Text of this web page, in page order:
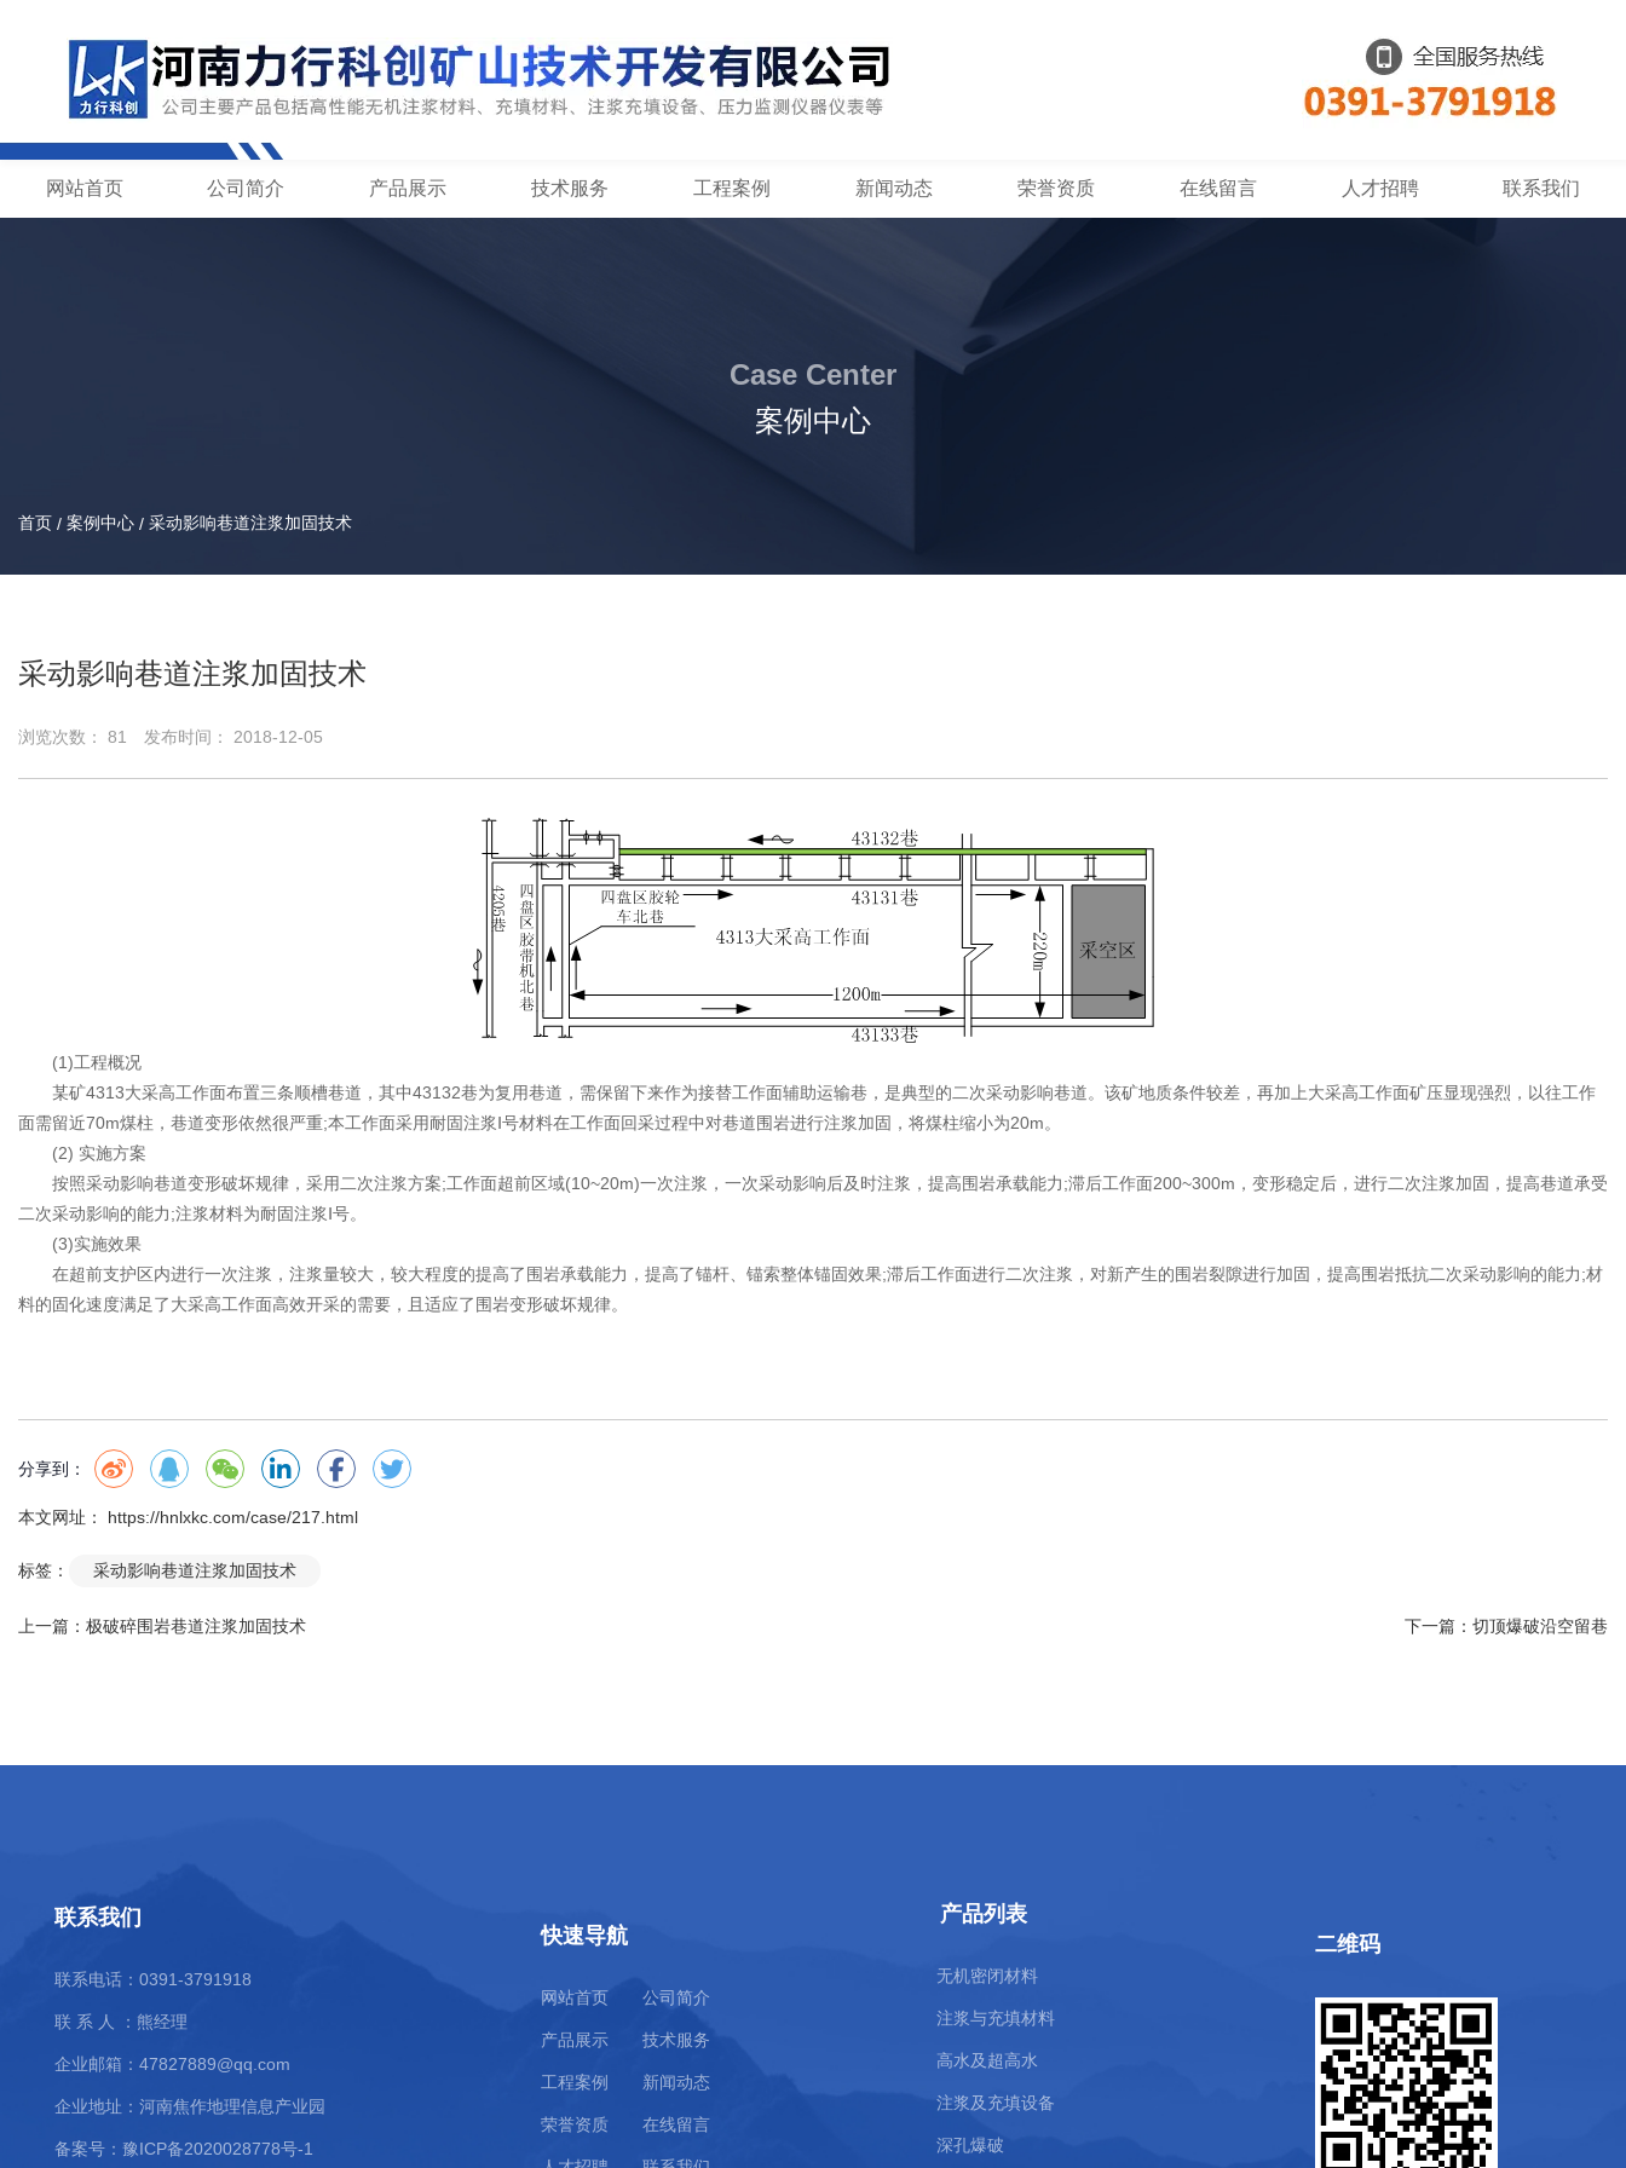
网站首页 公司简介 产品展示 技术服务 工程案例 新闻动态 荣誉资质 在线留言 人才招聘 联系我们
Case Center
案例中心
首页 / 案例中心 / 采动影响巷道注浆加固技术
采动影响巷道注浆加固技术
浏览次数： 81 发布时间： 2018-12-05
(1)工程概况
某矿4313大采高工作面布置三条顺槽巷道，其中43132巷为复用巷道，需保留下来作为接替工作面辅助运输巷，是典型的二次采动影响巷道。该矿地质条件较差，再加上大采高工作面矿压显现强烈，以往工作
面需留近70m煤柱，巷道变形依然很严重;本工作面采用耐固注浆Ⅰ号材料在工作面回采过程中对巷道围岩进行注浆加固，将煤柱缩小为20m。
(2) 实施方案
按照采动影响巷道变形破坏规律，采用二次注浆方案;工作面超前区域(10~20m)一次注浆，一次采动影响后及时注浆，提高围岩承载能力;滞后工作面200~300m，变形稳定后，进行二次注浆加固，提高巷道承受
二次采动影响的能力;注浆材料为耐固注浆Ⅰ号。
(3)实施效果
在超前支护区内进行一次注浆，注浆量较大，较大程度的提高了围岩承载能力，提高了锚杆、锚索整体锚固效果;滞后工作面进行二次注浆，对新产生的围岩裂隙进行加固，提高围岩抵抗二次采动影响的能力;材
料的固化速度满足了大采高工作面高效开采的需要，且适应了围岩变形破坏规律。
分享到：
本文网址： https://hnlxkc.com/case/217.html
标签： 采动影响巷道注浆加固技术
上一篇： 极破碎围岩巷道注浆加固技术 下一篇： 切顶爆破沿空留巷
联系我们
联系电话：0391-3791918
联 系 人 ：熊经理
企业邮箱： 47827889@qq.com
企业地址：河南焦作地理信息产业园
备案号： 豫ICP备2020028778号-1
快速导航
网站首页 公司简介
产品展示 技术服务
工程案例 新闻动态
荣誉资质 在线留言
产品列表
无机密闭材料
注浆与充填材料
高水及超高水
注浆及充填设备
深孔爆破
二维码